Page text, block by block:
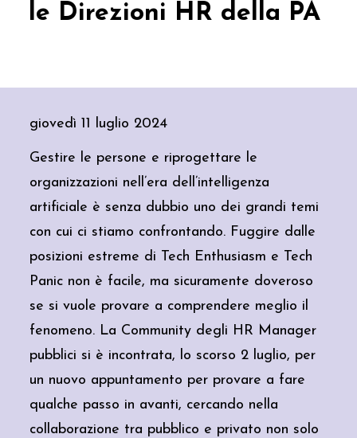
le Direzioni HR della PA
giovedì 11 luglio 2024
Gestire le persone e riprogettare le
organizzazioni nell’era dell’intelligenza
artificiale è senza dubbio uno dei grandi temi
con cui ci stiamo confrontando. Fuggire dalle
posizioni estreme di Tech Enthusiasm e Tech
Panic non è facile, ma sicuramente doveroso
se si vuole provare a comprendere meglio il
fenomeno. La Community degli HR Manager
pubblici si è incontrata, lo scorso 2 luglio, per
un nuovo appuntamento per provare a fare
qualche passo in avanti, cercando nella
collaborazione tra pubblico e privato non solo